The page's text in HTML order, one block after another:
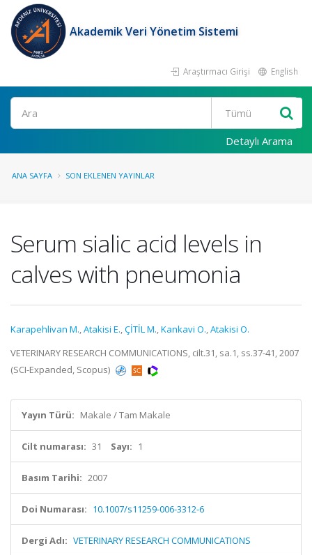
Akademik Veri Yönetim Sistemi
Araştırmacı Girişi English
Ara
Detaylı Arama
ANA SAYFA SON EKLENEN YAYINLAR
Serum sialic acid levels in
calves with pneumonia
Karapehlivan M.,Atakisi E.,ÇİTİL M.,Kankavi O.,Atakisi O.
VETERINARY RESEARCH COMMUNICATIONS, cilt.31, sa.1, ss.37-41, 2007
(SCI-Expanded, Scopus)
Yayın Türü: Makale / Tam Makale
Cilt numarası: 31 Sayı: 1
Basım Tarihi: 2007
Doi Numarası: 10.1007/s11259-006-3312-6
Dergi Adı: VETERINARY RESEARCH COMMUNICATIONS